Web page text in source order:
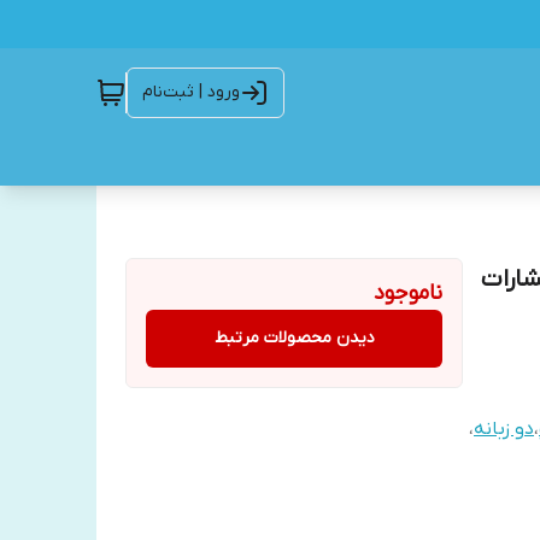
ورود | ثبت‌نام
،دو زبانه،
ناموجود
دیدن محصولات مرتبط